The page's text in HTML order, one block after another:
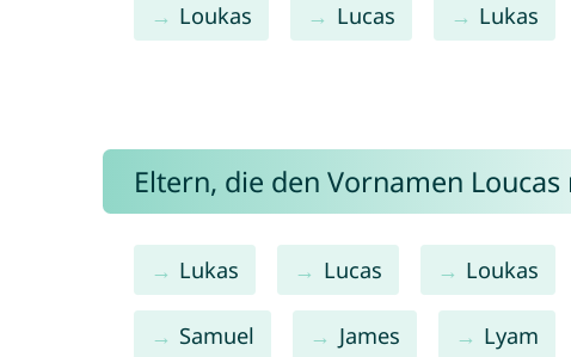
Loukas Lucas Lukas
Eltern, die den Vornamen
Lukas Lucas Loukas
Samuel James Lyam